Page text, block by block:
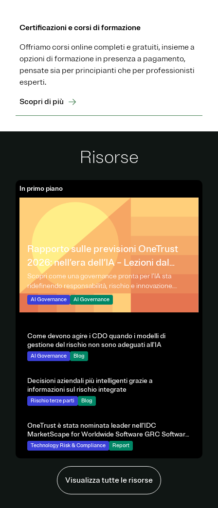
Certificazioni e corsi di formazione
Offriamo corsi online completi e gratuiti, insieme a
opzioni di formazione in presenza a pagamento,
pensate sia per principianti che per professionisti
esperti.
Scopri di più
Risorse
In primo piano
Rapporto sulle previsioni OneTrust
2026: nell’era dell’IA – Lezioni dal
futuro
Scopri come una governance pronta per l’IA sta
ridefinendo responsabilità, rischio e innovazione.
Scarica il Rapporto sulle previsioni OneTrust 2026 per
esplorare i principali insight che stanno plasmando
una leadership responsabile nell’IA.
AI Governance AI Governance
Come devono agire i CDO quando i modelli di
gestione del rischio non sono adeguati all'IA
AI Governance Blog
Decisioni aziendali più intelligenti grazie a
informazioni sul rischio integrate
Rischio terze parti Blog
OneTrust è stata nominata leader nell'IDC
MarketScape for Worldwide Software GRC Software
Report 2025
Technology Risk & Compliance Report
Visualizza tutte le risorse